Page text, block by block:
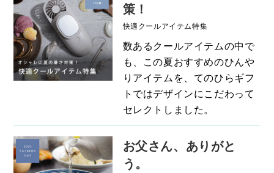
策！
快適クールアイテム特集
数あるクールアイテムの中で
も、この夏おすすめのひんや
りアイテムを、てのひらギフ
トではデザインにこだわって
セレクトしました。
お父さん、ありがと
う。